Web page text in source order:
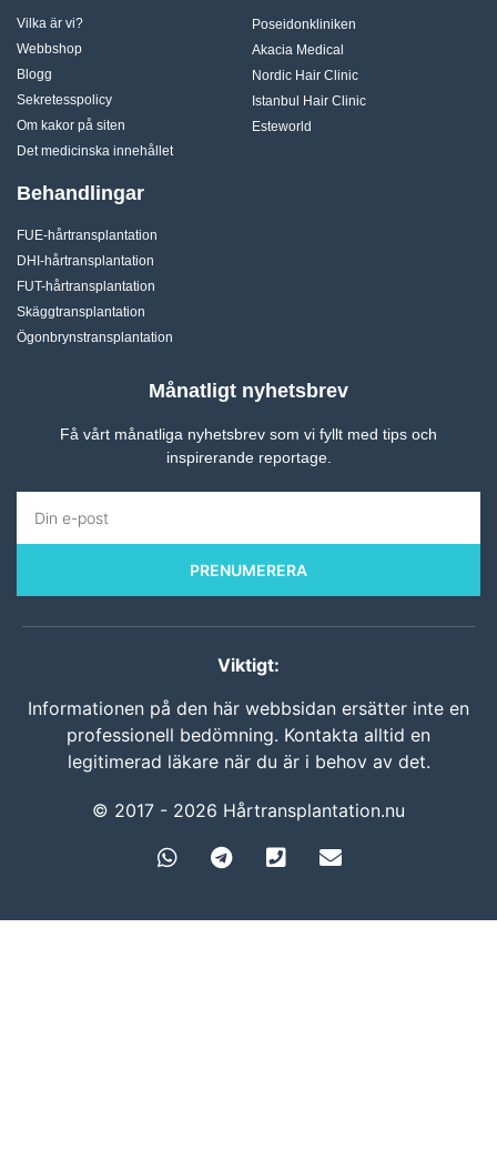
Vilka är vi?
Webbshop
Blogg
Sekretesspolicy
Om kakor på siten
Det medicinska innehållet
Poseidonkliniken
Akacia Medical
Nordic Hair Clinic
Istanbul Hair Clinic
Esteworld
Behandlingar
FUE-hårtransplantation
DHI-hårtransplantation
FUT-hårtransplantation
Skäggtransplantation
Ögonbrynstransplantation
Månatligt nyhetsbrev
Få vårt månatliga nyhetsbrev som vi fyllt med tips och
inspirerande reportage.
PRENUMERERA
Viktigt:
Informationen på den här webbsidan ersätter inte en
professionell bedömning. Kontakta alltid en
legitimerad läkare när du är i behov av det.
© 2017 - 2026 Hårtransplantation.nu